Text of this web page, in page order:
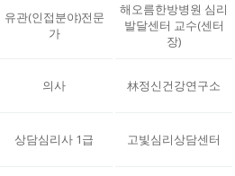
유관(인접분야)전문
가
해오름한방병원 심리
발달센터 교수(센터
장)
의사 林정신건강연구소
상담심리사 1급 고빛심리상담센터